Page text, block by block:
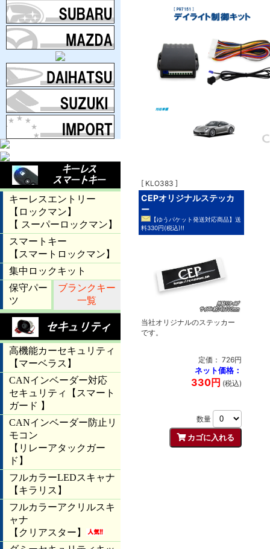
[ KLO383 ]
CEPオリジナルステッカ
ー
【ゆうパケット発送対応商品】送
料330円(税込)!!
当社オリジナルのステッカー
です。
定価： 726円
ネット価格：
330円 (税込)
数量